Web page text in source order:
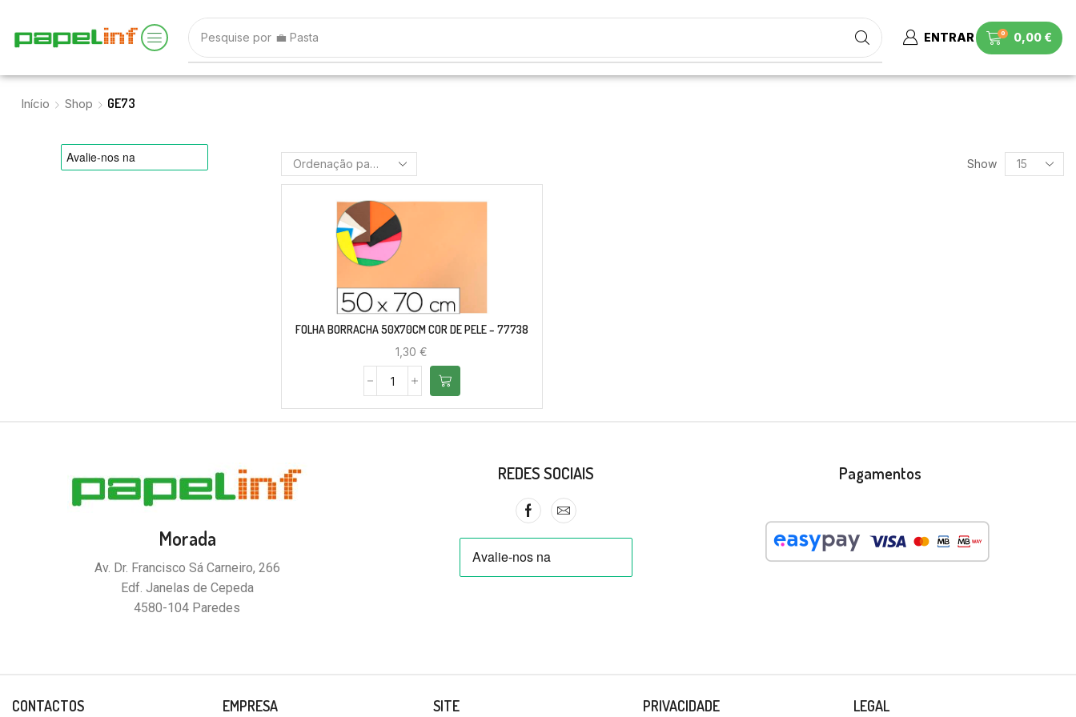
Pesquise por 💼 Pasta ENTRAR 0 0,00 €
Início Shop GE73
Show
FOLHA BORRACHA 50X70CM COR DE PELE – 77738
1,30€
Morada
Av. Dr. Francisco Sá Carneiro, 266
Edf. Janelas de Cepeda
4580-104 Paredes
REDES SOCIAIS Pagamentos
CONTACTOS EMPRESA SITE PRIVACIDADE LEGAL